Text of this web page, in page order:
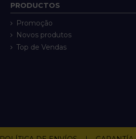
PRODUCTOS
Promoção
Novos produtos
Top de Vendas